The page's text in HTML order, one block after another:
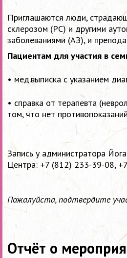
Приглашаются люди,
склерозом (РС) и другими
заболеваниями (АЗ), и
Пациентам для участия в
• мед.выписка с указанием
• справка от терапевта
том, что нет
Запись у администратора Йога
Центра: +7 (812) 233-39-08,
Пожалуйста, подтвердите
Отчёт о